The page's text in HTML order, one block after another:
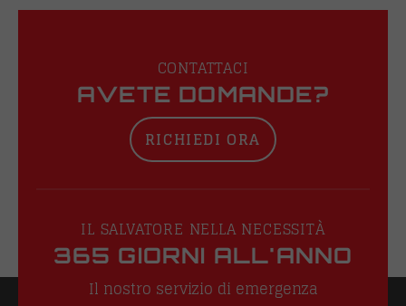
CONTATTACI
AVETE DOMANDE?
RICHIEDI ORA
IL SALVATORE NELLA NECESSITÀ
365 GIORNI ALL'ANNO
Il nostro servizio di emergenza